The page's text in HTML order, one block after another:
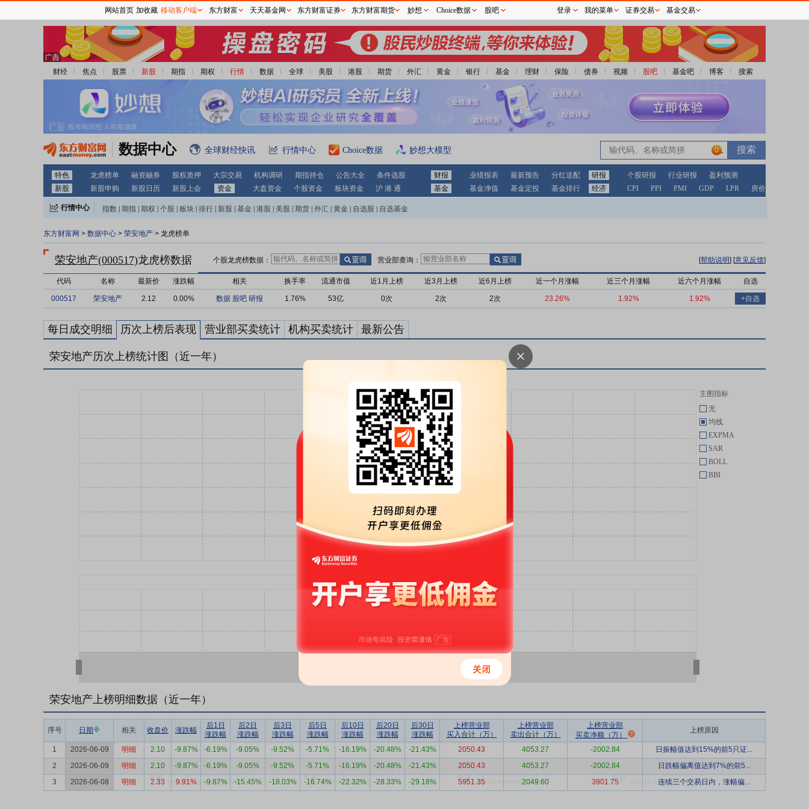
财经 焦点 股票 新股 期指 期权 行情 数据 全球 美股 港股 期货 外汇 黄金 银行 基金 理财 保险 债券 视频 股吧 基金吧 博客 搜索
数据中心 全球财经快讯 行情中心 Choice数据 妙想大模型 0
特色 龙虎榜单 融资融券 股权质押 大宗交易 机构调研 期指持仓 公告大全 条件选股 财报 业绩报表 最新预告 分红送配 研报 个股研报 行业研报
盈利预测
新股
新股申购 新股日历 新股上会 资金 大盘资金 个股资金 板块资金 沪 港 通 基金 基金净值 基金定投 基金排行 经济 CPI PPI PMI GDP LPR 房价
行情中心 指数 期指 期权 个股 板块 排行 新股 基金 港股 美股 期货 外汇 黄金 自选股 自选基金
东方财富网 > 数据中心 > 荣安地产 > 龙虎榜单
荣安地产(000517)龙虎榜数据 个股龙虎榜数据： 营业部查询： [帮助说明] [意见反馈]
代码 名称 最新价 涨跌幅 相关 换手率 流通市值 近1月上榜 近3月上榜 近6月上榜 近一个月涨幅 近三个月涨幅 近六个月涨幅 自选
000517 荣安地产 2.12 0.00% 数据 股吧 研报 1.76% 53亿 0次 2次 2次 23.26% 1.92% 1.92% +自选
每日成交明细 历次上榜后表现 营业部买卖统计 机构买卖统计 最新公告
荣安地产历次上榜统计图（近一年）
主图指标
无
均线
EXPMA
SAR
BOLL
BBI
荣安地产上榜明细数据（近一年）
序号 日期 相关 收盘价 涨跌幅
后1日
涨跌幅
后2日
涨跌幅
后3日
涨跌幅
后5日
涨跌幅
后10日
涨跌幅
后20日
涨跌幅
后30日
涨跌幅
上榜营业部
买入合计（万）
上榜营业部
卖出合计（万）
上榜营业部
买卖净额（万）
上榜原因
1 2026-06-09 明细 2.10 -9.87% -6.19% -9.05% -9.52% -5.71% -16.19% -20.48% -21.43% 2050.43 4053.27 -2002.84
日振幅值达到15%的前5只证...
2
2026-06-09 明细 2.10 -9.87% -6.19% -9.05% -9.52% -5.71% -16.19% -20.48% -21.43% 2050.43 4053.27 -2002.84
日跌幅偏离值达到7%的前5...
3
2026-06-08 明细 2.33 9.91% -9.87% -15.45% -18.03% -16.74% -22.32% -28.33% -29.18% 5951.35 2049.60 3901.75 连续三个交易日内，涨幅偏...
网站首页 加收藏 移动客户端 东方财富 天天基金网 东方财富证券 东方财富期货 妙想 Choice数据 股吧 登录 我的菜单 证券交易 基金交易